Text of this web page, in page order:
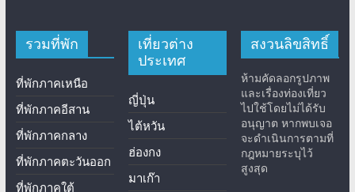
รวมที่พัก
ที่พักภาคเหนือ
ที่พักภาคอีสาน
ที่พักภาคกลาง
ที่พักภาคตะวันออก
ที่พักภาคใต้
เที่ยวต่าง
ประเทศ
ญี่ปุ่น
ไต้หวัน
ฮ่องกง
มาเก๊า
สงวนลิขสิทธิ์
ห้ามคัดลอกรูปภาพ
และเรื่องท่องเที่ยว
ไปใช้โดยไม่ได้รับ
อนุญาต หากพบเจอ
จะดำเนินการตามที่
กฎหมายระบุไว้
สูงสุด